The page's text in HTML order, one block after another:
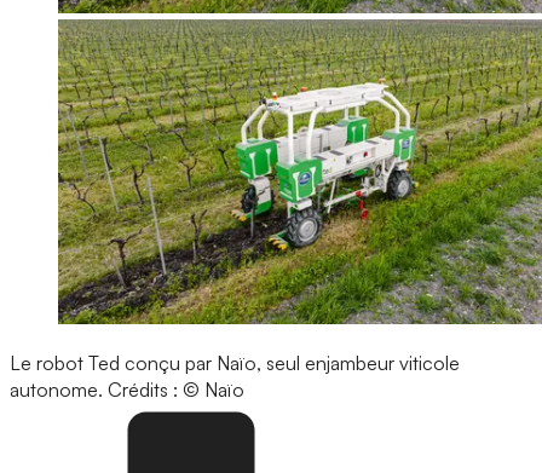
Le robot Ted conçu par Naïo, seul enjambeur viticole
autonome. Crédits : © Naïo